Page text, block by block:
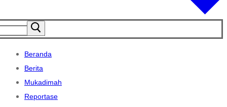
Beranda
Berita
Mukadimah
Reportase